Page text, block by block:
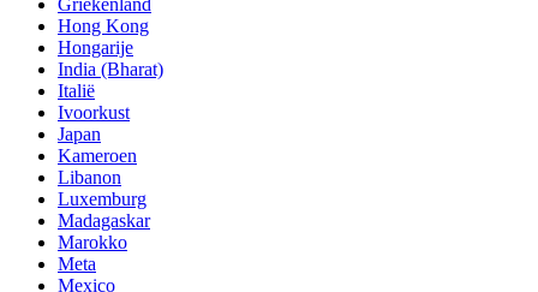
Hong Kong
Hongarije
India (Bharat)
Italië
Ivoorkust
Japan
Kameroen
Libanon
Luxemburg
Madagaskar
Marokko
Meta
Mexico